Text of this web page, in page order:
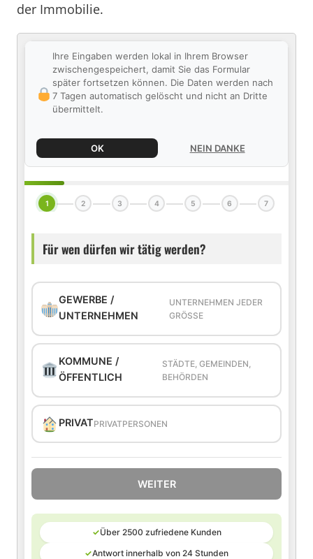
der Immobilie.
Ihre Eingaben werden lokal in Ihrem Browser
zwischengespeichert, damit Sie das Formular
später fortsetzen können. Die Daten werden nach
7 Tagen automatisch gelöscht und nicht an Dritte
übermittelt.
OK NEIN DANKE
1 2 3 4 5 6 7
Für wen dürfen wir tätig werden?
GEWERBE /
UNTERNEHMEN
UNTERNEHMEN JEDER
GRÖSSE
KOMMUNE /
ÖFFENTLICH
STÄDTE, GEMEINDEN,
BEHÖRDEN
PRIVATPRIVATPERSONEN
WEITER
✓Über 2500 zufriedene Kunden
✓Antwort innerhalb von 24 Stunden